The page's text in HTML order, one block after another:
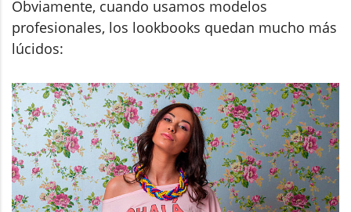
Obviamente, cuando usamos modelos
profesionales, los lookbooks quedan mucho más
lúcidos: